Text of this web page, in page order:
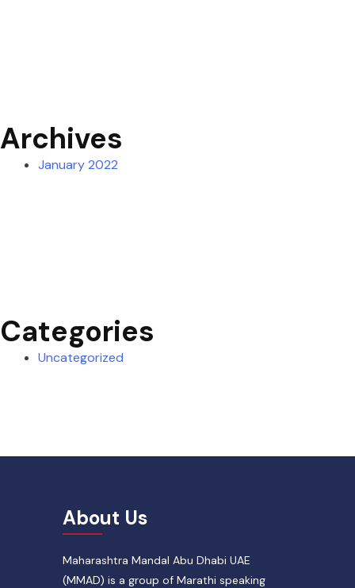
Archives
January 2022
Categories
Uncategorized
About Us
Maharashtra Mandal Abu Dhabi UAE
(MMAD) is a group of Marathi speaking